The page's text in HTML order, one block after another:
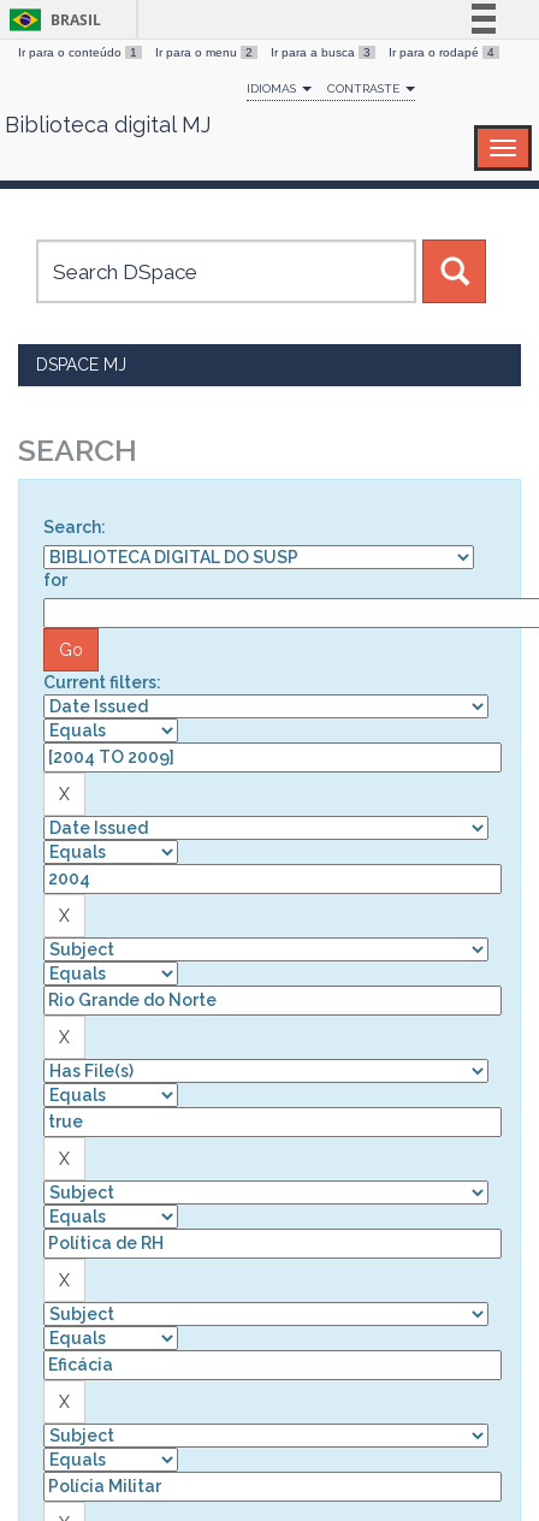
Skip
BRASIL
Simplifique!
Comunica BR
Canais
Ir para o conteúdo 1 Ir para o menu 2 Ir para a busca 3 Ir para o rodapé 4
IDIOMAS CONTRASTE
Biblioteca digital MJ
DSPACE MJ
SEARCH
Search:
for
Current filters: